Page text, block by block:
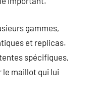
gammes,
et replicas.
spécifiques,
maillot qui lui